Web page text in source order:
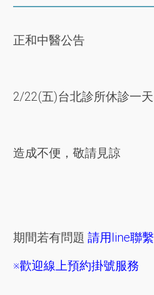
正和中醫公告
2/22(五)台北診所休診一天
造成不便，敬請見諒
期間若有問題請用line聯繫
※歡迎線上預約掛號服務